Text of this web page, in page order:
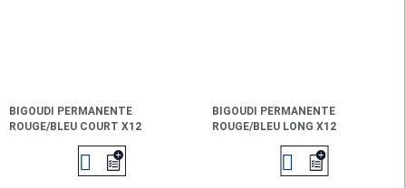
BIGOUDI PERMANENTE
ROUGE/BLEU COURT X12

BIGOUDI PERMANENTE
ROUGE/BLEU LONG X12
